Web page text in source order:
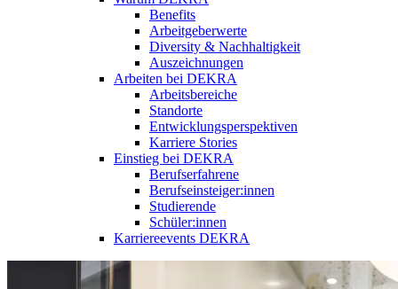
Benefits
Arbeitgeberwerte
Diversity & Nachhaltigkeit
Auszeichnungen
Arbeiten bei DEKRA
Arbeitsbereiche
Standorte
Entwicklungsperspektiven
Karriere Stories
Einstieg bei DEKRA
Berufserfahrene
Berufseinsteiger:innen
Studierende
Schüler:innen
Karriereevents DEKRA